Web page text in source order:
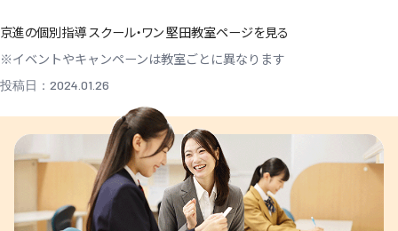
京進の個別指導 スクール・ワン 堅田教室ページを見る
※イベントやキャンペーンは教室ごとに異なります
投稿日：2024.01.26